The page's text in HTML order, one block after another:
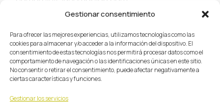
Gestionar consentimiento
Para ofrecer las mejores experiencias, utilizamos tecnologías como las
cookies para almacenar y/o acceder a la información del dispositivo. El
consentimiento de estas tecnologías nos permitirá procesar datos como el
comportamiento de navegación o las identificaciones únicas en este sitio.
No consentir o retirar el consentimiento, puede afectar negativamente a
ciertas características y funciones.
Gestionar los servicios
Sociales